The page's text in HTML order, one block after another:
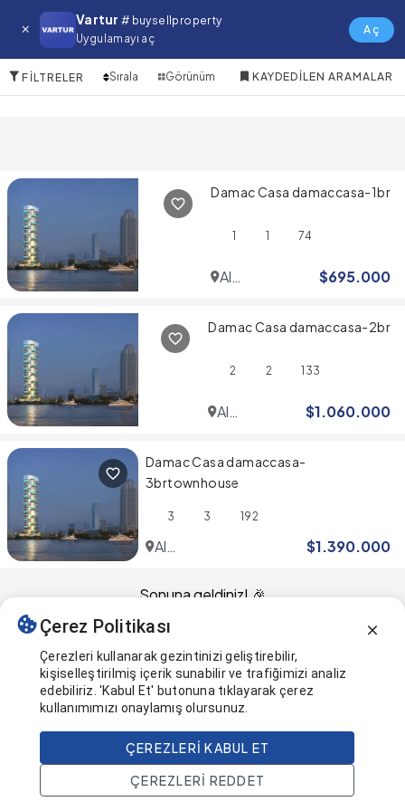
Vartur # buysellproperty
Uygulamayı aç
Aç
Al Sufouh Satılık Daire
FILTRELER Sırala Görünüm KAYDEDILEN ARAMALAR
Damac Casa damaccasa-1br
1 1 74
Al
$695.000
Damac Casa damaccasa-2br
2 2 133
Al
$1.060.000
Damac Casa damaccasa-
3brtownhouse
3 3 192
Al
$1.390.000
Sonuna geldiniz! 🎉
Ana Sayfa Ara Projeler Hesap
Çerez Politikası
Çerezleri kullanarak gezintinizi geliştirebilir,
kişiselleştirilmiş içerik sunabilir ve trafiğimizi analiz
edebiliriz. 'Kabul Et' butonuna tıklayarak çerez
kullanımımızı onaylamış olursunuz.
ÇEREZLERI KABUL ET
ÇEREZLERI REDDET